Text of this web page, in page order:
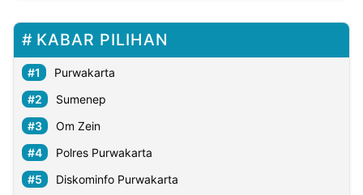
KABAR PILIHAN
Purwakarta
Sumenep
Om Zein
Polres Purwakarta
Diskominfo Purwakarta